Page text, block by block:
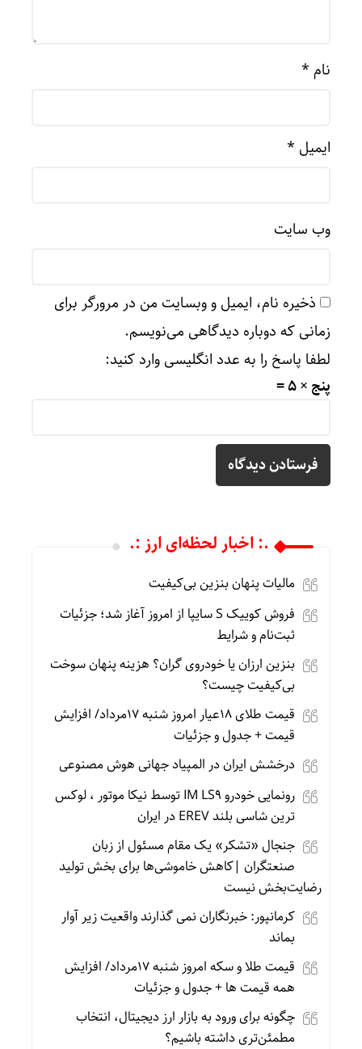
نام *
ایمیل *
وب‌ سایت
ذخیره نام، ایمیل و وبسایت من در مرورگر برای
زمانی که دوباره دیدگاهی می‌نویسم.
لطفا پاسخ را به عدد انگلیسی وارد کنید:
پنج × 5 =
.: اخبار لحظه‌ای ارز :.
مالیات پنهان بنزین بی‌کیفیت
فروش کوییک S سایپا از امروز آغاز شد؛ جزئیات
ثبت‌نام و شرایط
بنزین ارزان یا خودروی گران؟ هزینه پنهان سوخت
بی‌کیفیت چیست؟
قیمت طلای 18عیار امروز شنبه 17مرداد/ افزایش
قیمت + جدول و جزئیات
درخشش ایران در المپیاد جهانی هوش مصنوعی
رونمایی خودرو IM LS9 توسط نیکا موتور ، لوکس
ترین شاسی بلند EREV در ایران
جنجال «تشکر» یک مقام مسئول از زبان
صنعتگران |کاهش خاموشی‌ها برای بخش تولید
رضایت‌بخش نیست
کرمانپور: خبرنگاران نمی گذارند واقعیت زیر آوار
بماند
قیمت طلا و سکه امروز شنبه 17مرداد/ افزایش
همه قیمت ها + جدول و جزئیات
چگونه برای ورود به بازار ارز دیجیتال، انتخاب
مطمئن‌تری داشته باشیم؟